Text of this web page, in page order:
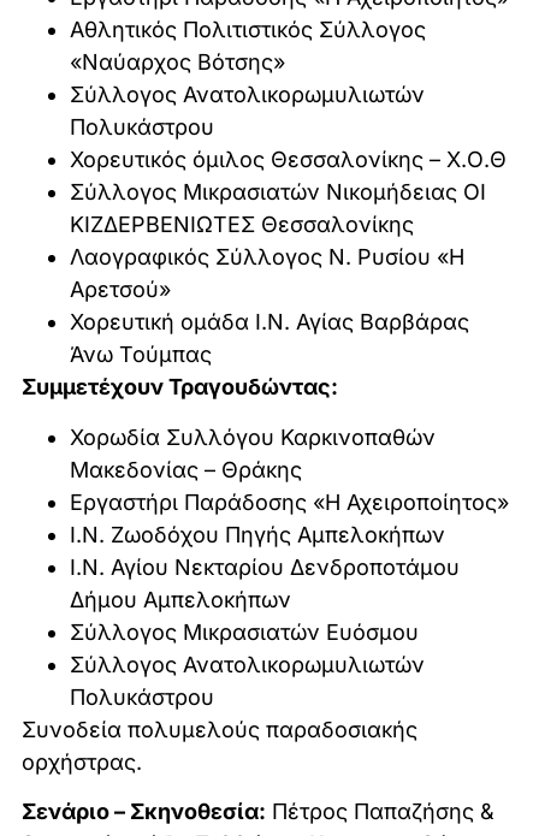
Αθλητικός Πολιτιστικός Σύλλογος
«Ναύαρχος Βότσης»
Σύλλογος Ανατολικορωμυλιωτών
Πολυκάστρου
Χορευτικός όμιλος Θεσσαλονίκης – Χ.Ο.Θ
Σύλλογος Μικρασιατών Νικομήδειας ΟΙ
ΚΙΖΔΕΡΒΕΝΙΩΤΕΣ Θεσσαλονίκης
Λαογραφικός Σύλλογος Ν. Ρυσίου «Η
Αρετσού»
Χορευτική ομάδα Ι.Ν. Αγίας Βαρβάρας
Άνω Τούμπας
Συμμετέχουν Τραγουδώντας:
Χορωδία Συλλόγου Καρκινοπαθών
Μακεδονίας – Θράκης
Εργαστήρι Παράδοσης «Η Αχειροποίητος»
Ι.Ν. Ζωοδόχου Πηγής Αμπελοκήπων
Ι.Ν. Αγίου Νεκταρίου Δενδροποτάμου
Δήμου Αμπελοκήπων
Σύλλογος Μικρασιατών Ευόσμου
Σύλλογος Ανατολικορωμυλιωτών
Πολυκάστρου
Συνοδεία πολυμελούς παραδοσιακής
ορχήστρας.
Σενάριο – Σκηνοθεσία: Πέτρος Παπαζήσης &